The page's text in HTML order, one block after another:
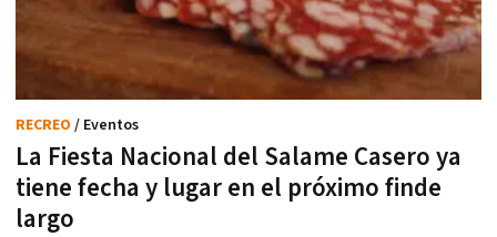
La Fiesta Nacional del Salame Casero ya
tiene fecha y lugar en el próximo finde
largo
RECREO / Eventos